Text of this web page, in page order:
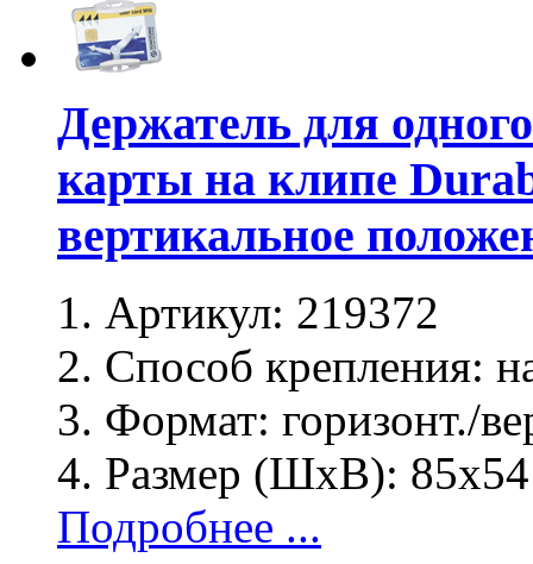
Держатель для
карты на клипе
вертикальное
Артикул: 219372
Способ крепления:
Формат: горизонт./
Размер (ШхВ):
Подробнее ...